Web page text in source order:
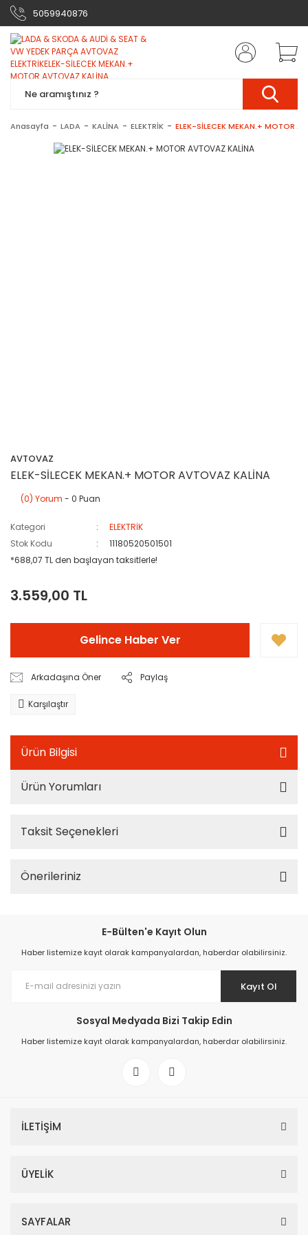
5059940876
Anasayfa LADA KALİNA ELEKTRİK ELEK-SİLECEK MEKAN.+ MOTOR
AVTOVAZ
ELEK-SİLECEK MEKAN.+ MOTOR AVTOVAZ KALİNA
(0) Yorum - 0 Puan
Kategori
ELEKTRİK
Stok Kodu
11180520501501
*688,07 TL den başlayan taksitlerle!
3.559,00 TL
Gelince Haber Ver
Arkadaşına Öner Paylaş
Karşılaştır
Ürün Bilgisi
Ürün Yorumları
Taksit Seçenekleri
Önerileriniz
E-Bülten'e Kayıt Olun
Haber listemize kayıt olarak kampanyalardan, haberdar olabilirsiniz.
Kayıt Ol
Sosyal Medyada Bizi Takip Edin
Haber listemize kayıt olarak kampanyalardan, haberdar olabilirsiniz.
İLETİŞİM
ÜYELİK
SAYFALAR